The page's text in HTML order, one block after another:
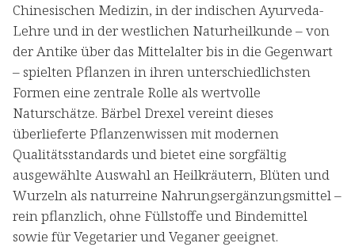
Chinesischen Medizin, in der indischen Ayurveda-
Lehre und in der westlichen Naturheilkunde – von
der Antike über das Mittelalter bis in die Gegenwart
– spielten Pflanzen in ihren unterschiedlichsten
Formen eine zentrale Rolle als wertvolle
Naturschätze. Bärbel Drexel vereint dieses
überlieferte Pflanzenwissen mit modernen
Qualitätsstandards und bietet eine sorgfältig
ausgewählte Auswahl an Heilkräutern, Blüten und
Wurzeln als naturreine Nahrungsergänzungsmittel –
rein pflanzlich, ohne Füllstoffe und Bindemittel
sowie für Vegetarier und Veganer geeignet.